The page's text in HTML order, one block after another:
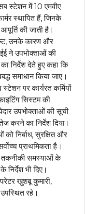
स्टेशन में 10 एमवीए
स्थापित हैं, जिनके
की जाती है।
उनके कारण और
ने उपभोक्ताओं की
निर्देश देते हुए कहा कि
समाधान किया जाए।
पर कार्यरत कर्मियों
सिस्टम की
उपभोक्ताओं की सूची
करने का निर्देश दिया।
निर्बाध, सुरक्षित और
प्राथमिकता है।
तकनीकी समस्याओं के
भी दिए।
खुशबू कुमारी,
रहे।